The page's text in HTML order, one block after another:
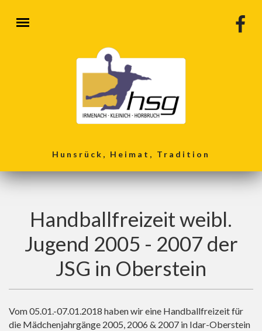
Hunsrück, Heimat, Tradition
Handballfreizeit weibl.
Jugend 2005 - 2007 der
JSG in Oberstein
Vom 05.01.-07.01.2018 haben wir eine Handballfreizeit für
die Mädchenjahrgänge 2005, 2006 & 2007 in Idar-Oberstein